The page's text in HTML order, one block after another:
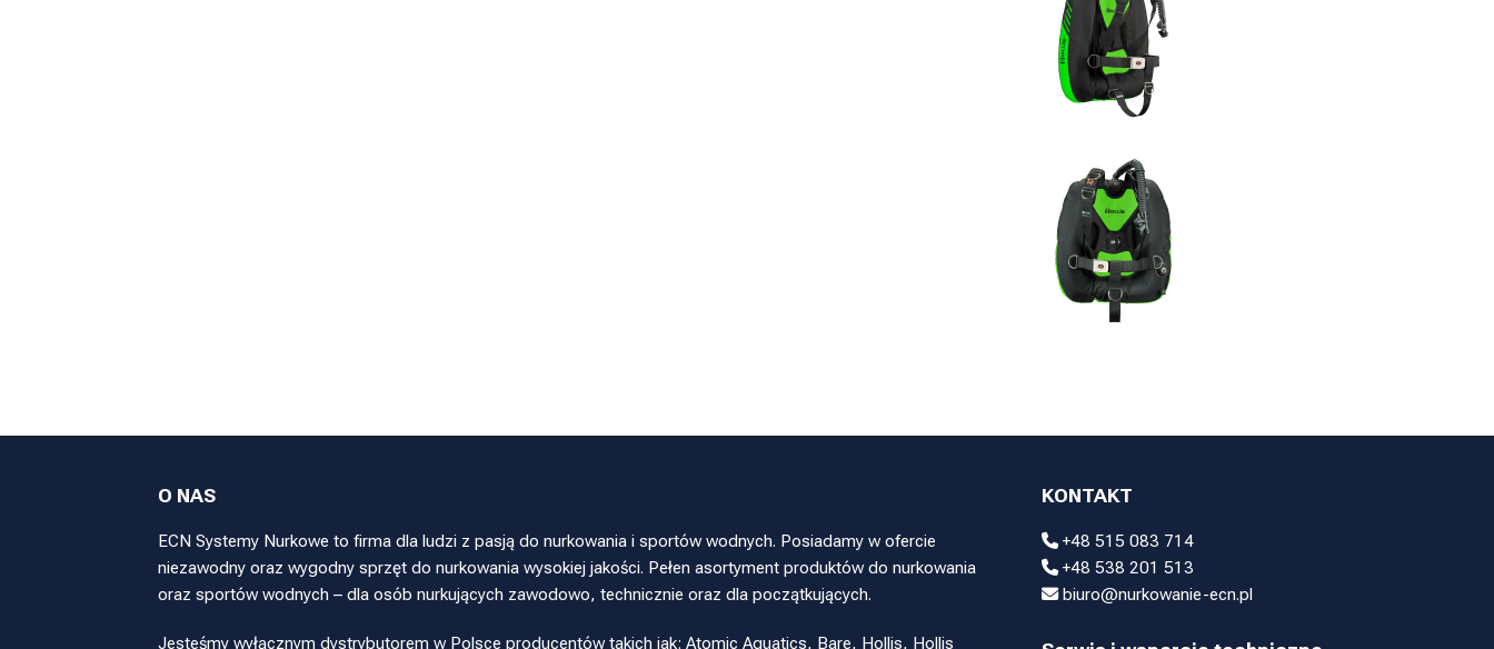
O NAS
ECN Systemy Nurkowe to firma dla ludzi z pasją do nurkowania i sportów wodnych. Posiadamy w ofercie
niezawodny oraz wygodny sprzęt do nurkowania wysokiej jakości. Pełen asortyment produktów do nurkowania
oraz sportów wodnych – dla osób nurkujących zawodowo, technicznie oraz dla początkujących.
Jesteśmy wyłącznym dystrybutorem w Polsce producentów takich jak: Atomic Aquatics, Bare, Hollis, Hollis
KONTAKT
+48 515 083 714
+48 538 201 513
biuro@nurkowanie-ecn.pl